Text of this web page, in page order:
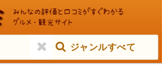
ジャンルすべて